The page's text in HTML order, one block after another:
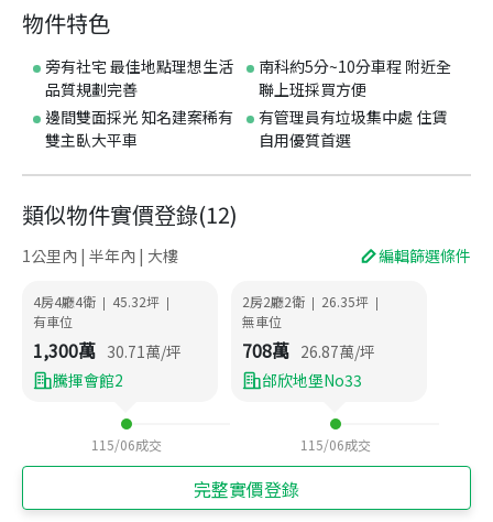
物件特色
旁有社宅 最佳地點理想生活
品質規劃完善
南科約5分~10分車程 附近全
聯上班採買方便
邊間雙面採光 知名建案稀有
雙主臥大平車
有管理員有垃圾集中處 住賃
自用優質首選
類似物件實價登錄(12)
1公里內 | 半年內 | 大樓 編輯篩選條件
4房4廳4衛 | 45.32坪 |
有車位
1,300萬 30.71萬/坪
騰揮會館2
115/06成交
2房2廳2衛 | 26.35坪 |
無車位
708萬 26.87萬/坪
邰欣地堡No33
115/06成交
完整實價登錄